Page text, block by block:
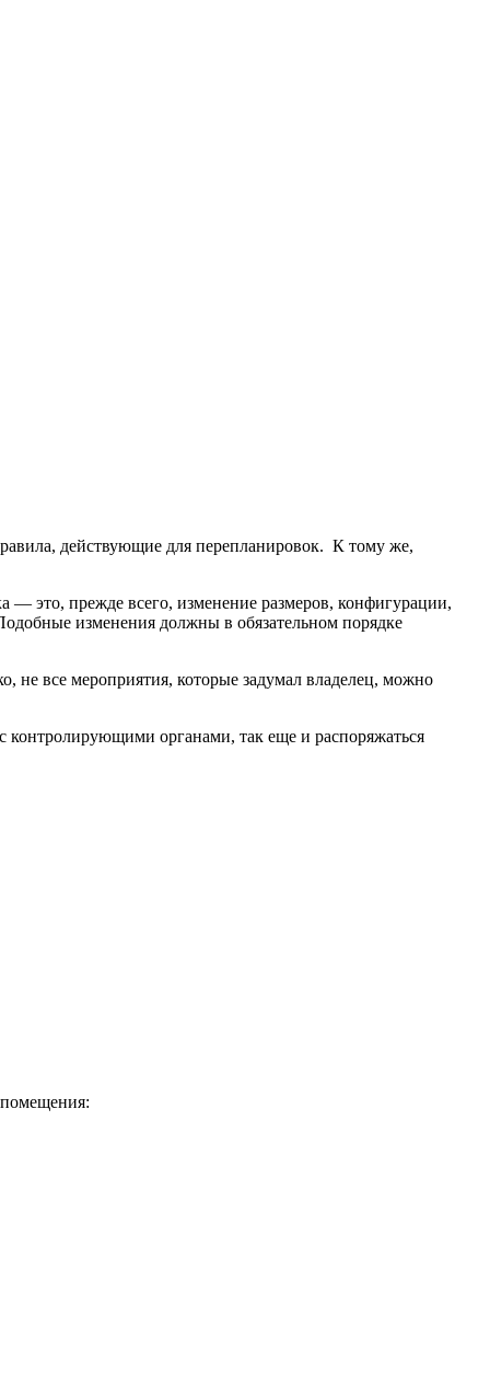
действующие для перепланировок. К тому же,
— это, прежде всего, изменение размеров, конфигурации,
изменения должны в обязательном порядке
не все мероприятия, которые задумал владелец, можно
контролирующими органами, так еще и распоряжаться
помещения: